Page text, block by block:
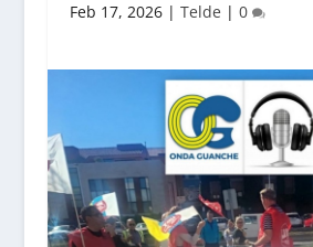
Feb 17, 2026| Telde | 0